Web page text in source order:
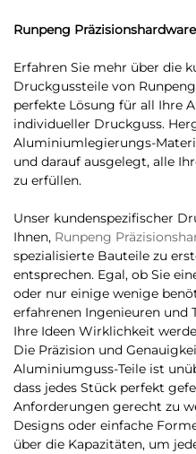
Runpeng Präzisionshardware
Erfahren Sie mehr über die
Druckgussteile von
perfekte Lösung für all Ihre
individueller Druckguss.
Aluminiumlegierungs-
und darauf ausgelegt, alle
zu erfüllen.
Unser kundenspezifischer
Ihnen, Runpeng
spezialisierte Bauteile zu
entsprechen. Egal, ob Sie
oder nur einige wenige
erfahrenen Ingenieuren und
Ihre Ideen Wirklichkeit
Die Präzision und
Aluminiumguss-Teile ist
dass jedes Stück perfekt
Anforderungen gerecht zu
Designs oder einfache
über die Kapazitäten, um